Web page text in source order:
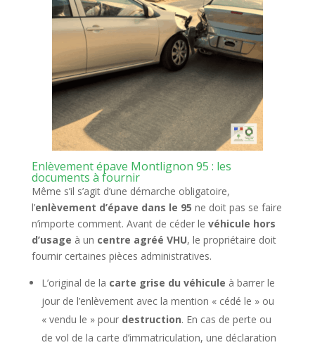
Enlèvement épave Montlignon 95 : les
documents à fournir
Même s’il s’agit d’une démarche obligatoire,
l’enlèvement d’épave dans le 95 ne doit pas se faire
n’importe comment. Avant de céder le véhicule hors
d’usage à un centre agréé VHU, le propriétaire doit
fournir certaines pièces administratives.
L’original de la carte grise du véhicule à barrer le
jour de l’enlèvement avec la mention « cédé le » ou
« vendu le » pour destruction. En cas de perte ou
de vol de la carte d’immatriculation, une déclaration